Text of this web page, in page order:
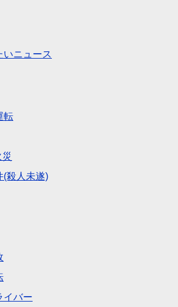
いニュース
転
(殺人未遂)
イバー